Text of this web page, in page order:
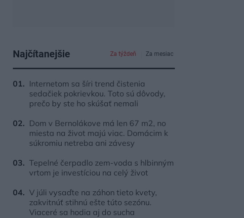
Najčítanejšie Za týždeň Za mesiac
Internetom sa šíri trend čistenia
sedačiek pokrievkou. Toto sú dôvody,
prečo by ste ho skúšať nemali
Dom v Bernolákove má len 67 m2, no
miesta na život majú viac. Domácim k
súkromiu netreba ani závesy
Tepelné čerpadlo zem-voda s hlbinným
vrtom je investíciou na celý život
V júli vysaďte na záhon tieto kvety,
zakvitnúť stihnú ešte túto sezónu.
Viaceré sa hodia aj do sucha